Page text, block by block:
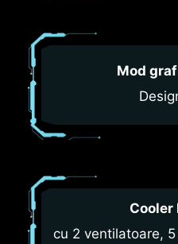
Mod
Cooler
cu 2 ventilatoare,